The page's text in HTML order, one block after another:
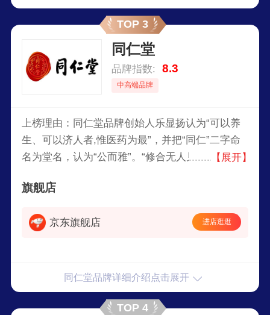
TOP 3
同仁堂
品牌指数: 8.3
中高端品牌
上榜理由：同仁堂品牌创始人乐显扬认为“可以养
生、可以济人者,惟医药为最”，并把“同仁”二字命
名为堂名，认为“公而雅”。“修合无人见，存心有天
同仁堂人的自律准则。“配方独特、选料上乘、工
代同仁堂人对药品质量的郑重承诺和不懈追求。
【展开】
旗舰店
京东旗舰店 进店逛逛
同仁堂品牌详细介绍点击展开
TOP 4